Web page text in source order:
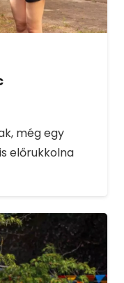
még egy
előrukkolna